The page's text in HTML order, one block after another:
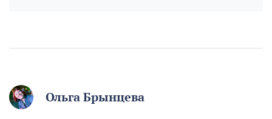
Ольга Брынцева